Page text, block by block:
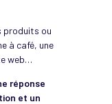
produits ou
à café, une
web…
réponse
et un